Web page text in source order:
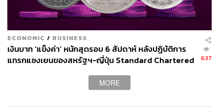
ECONOMIC / BUSINESS
เงินบาท ‘แข็งค่า’ หนักสุดรอบ 6 สัปดาห์ หลังปฏิบัติการ
แทรกแซงเยนของสหรัฐฯ-ญี่ปุ่น Standard Chartered
637
MORE